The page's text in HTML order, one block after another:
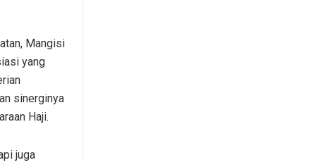
Mangisi
yang
sinerginya
Haji.
juga